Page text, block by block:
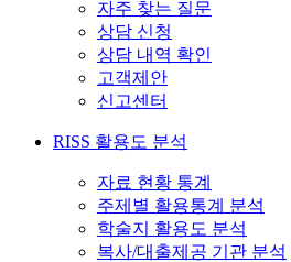
자주 찾는 질문
상담 신청
상담 내역 확인
고객제안
신고센터
RISS 활용도 분석
자료 현황 통계
주제별 활용통계 분석
학술지 활용도 분석
복사/대출제공 기관 분석